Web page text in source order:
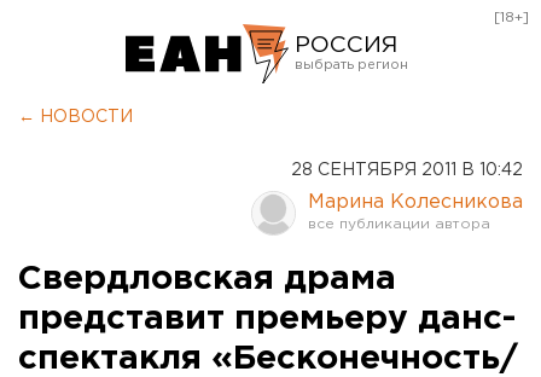
РОССИЯ
Оренбург
[18+]
← НОВОСТИ
28 СЕНТЯБРЯ 2011 В 10:42
Марина Колесникова
Свердловская драма
представит премьеру данс-
спектакля «Бесконечность/